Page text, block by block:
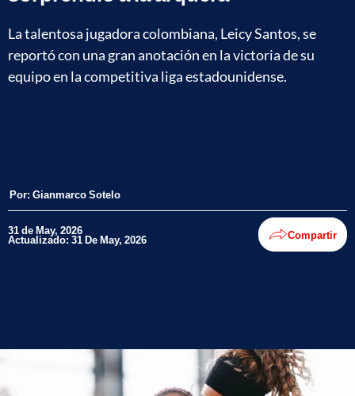
La talentosa jugadora colombiana, Leicy Santos, se
reportó con una gran anotación en la victoria de su
equipo en la competitiva liga estadounidense.
Por: Gianmarco Sotelo
31 de May, 2026
Actualizado: 31 De May, 2026 Compartir